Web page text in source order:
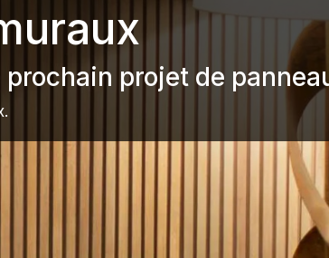
projet de